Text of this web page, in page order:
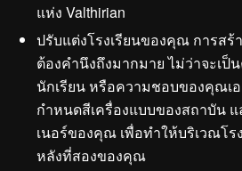
แห่ง Valthirian
ปรับแต่งโรงเรียนของคุณ การสร้
ต้องคำนึงถึงมากมาย ไม่ว่าจะเป็
นักเรียน หรือความชอบของคุณเ
กำหนดสีเครื่องแบบของสถาบัน
เนอร์ของคุณ เพื่อทำให้บริเวณโร
หลังที่สองของคุณ